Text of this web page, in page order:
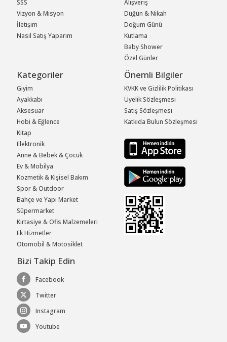
SSS
Vizyon & Misyon
İletişim
Nasıl Satış Yaparım
Alışveriş
Düğün & Nikah
Doğum Günü
Kutlama
Baby Shower
Özel Günler
Kategoriler
Giyim
Ayakkabı
Aksesuar
Hobi & Eğlence
Kitap
Elektronik
Anne & Bebek & Çocuk
Ev & Mobilya
Kozmetik & Kişisel Bakım
Spor & Outdoor
Bahçe ve Yapı Market
Süpermarket
Kırtasiye & Ofis Malzemeleri
Ek Hizmetler
Otomobil & Motosiklet
Önemli Bilgiler
KVKK ve Gizlilik Politikası
Üyelik Sözleşmesi
Satış Sözleşmesi
Katkıda Bulun Sözleşmesi
Bizi Takip Edin
Facebook
Twitter
Instagram
Youtube